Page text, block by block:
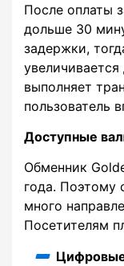
После оплаты
дольше 30
задержки,
выполняет
пользователь
Доступные
Обменник
года. Поэтому
много
Посетителям